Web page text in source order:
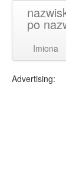
po
Imiona
Advertising: